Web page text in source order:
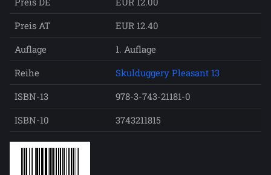
Preis AT
EUR 12.40
Auflage
1. Auflage
Reihe
Skulduggery Pleasant 13
ISBN-13
978-3-743-21181-0
ISBN-10
3743211815